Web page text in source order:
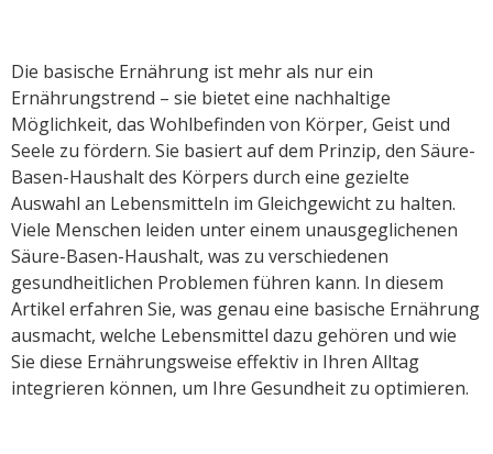
Die basische Ernährung ist mehr als nur ein
Ernährungstrend – sie bietet eine nachhaltige
Möglichkeit, das Wohlbefinden von Körper, Geist und
Seele zu fördern. Sie basiert auf dem Prinzip, den Säure-
Basen-Haushalt des Körpers durch eine gezielte
Auswahl an Lebensmitteln im Gleichgewicht zu halten.
Viele Menschen leiden unter einem unausgeglichenen
Säure-Basen-Haushalt, was zu verschiedenen
gesundheitlichen Problemen führen kann. In diesem
Artikel erfahren Sie, was genau eine basische Ernährung
ausmacht, welche Lebensmittel dazu gehören und wie
Sie diese Ernährungsweise effektiv in Ihren Alltag
integrieren können, um Ihre Gesundheit zu optimieren.